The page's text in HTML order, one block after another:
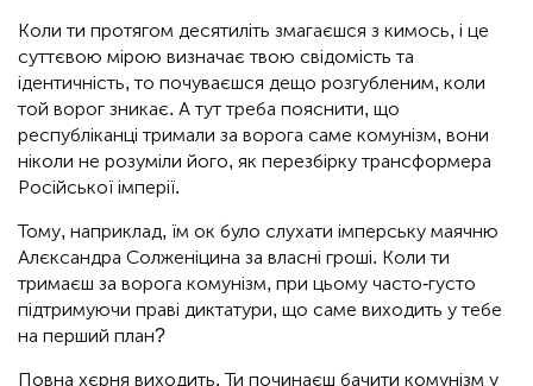
Коли ти протягом десятиліть змагаєшся з кимось, і це
суттєвою мірою визначає твою свідомість та
ідентичність, то почуваєшся дещо розгубленим, коли
той ворог зникає. А тут треба пояснити, що
республіканці тримали за ворога саме комунізм, вони
ніколи не розуміли його, як перезбірку трансформера
Російської імперії.
Тому, наприклад, їм ок було слухати імперську маячню
Алєксандра Солженіцина за власні гроші. Коли ти
тримаєш за ворога комунізм, при цьому часто-густо
підтримуючи праві диктатури, що саме виходить у тебе
на перший план?
Повна хєрня виходить. Ти починаєш бачити комунізм у